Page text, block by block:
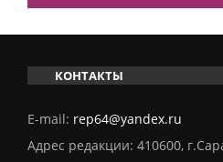
КОНТАКТЫ
E-mail: rep64@yandex.ru
Адрес редакции: 410600,